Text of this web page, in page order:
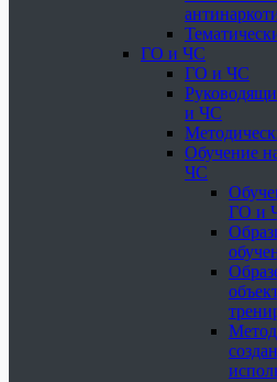
ГО и ЧС
ГО и ЧС
и ЧС
Обучение
ЧС
ГО и